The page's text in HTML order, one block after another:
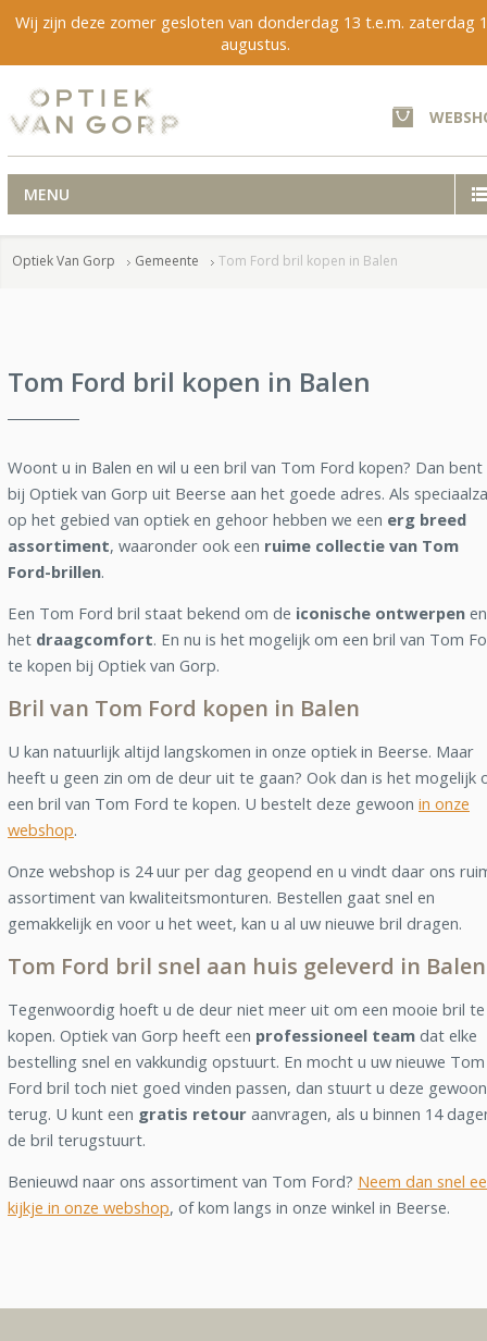
Wij zijn deze zomer gesloten van donderdag 13 t.e.m. zaterdag
augustus.
MENU
Optiek Van Gorp Gemeente Tom Ford bril kopen in Balen
Tom Ford bril kopen in Balen
Woont u in Balen en wil u een bril van Tom Ford kopen? Dan bent
bij Optiek van Gorp uit Beerse aan het goede adres. Als
op het gebied van optiek en gehoor hebben we een erg breed
assortiment, waaronder ook een ruime collectie van Tom
Ford-brillen.
Een Tom Ford bril staat bekend om de iconische ontwerpen en
het draagcomfort. En nu is het mogelijk om een bril van Tom
te kopen bij Optiek van Gorp.
Bril van Tom Ford kopen in Balen
U kan natuurlijk altijd langskomen in onze optiek in Beerse. Maar
heeft u geen zin om de deur uit te gaan? Ook dan is het mogelijk
een bril van Tom Ford te kopen. U bestelt deze gewoon in onze
webshop.
Onze webshop is 24 uur per dag geopend en u vindt daar ons
assortiment van kwaliteitsmonturen. Bestellen gaat snel en
gemakkelijk en voor u het weet, kan u al uw nieuwe bril dragen.
Tom Ford bril snel aan huis geleverd in Balen
Tegenwoordig hoeft u de deur niet meer uit om een mooie bril te
kopen. Optiek van Gorp heeft een professioneel team dat elke
bestelling snel en vakkundig opstuurt. En mocht u uw nieuwe Tom
Ford bril toch niet goed vinden passen, dan stuurt u deze gewoon
terug. U kunt een gratis retour aanvragen, als u binnen 14
de bril terugstuurt.
Benieuwd naar ons assortiment van Tom Ford? Neem dan snel
kijkje in onze webshop, of kom langs in onze winkel in Beerse.